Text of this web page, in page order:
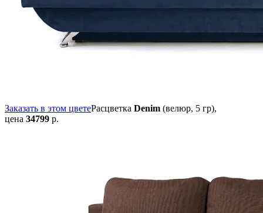
Заказать в этом цветеРасцветка Denim (велюр, 5 гр),
цена 34799 р.